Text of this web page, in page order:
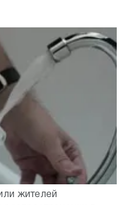
жителей